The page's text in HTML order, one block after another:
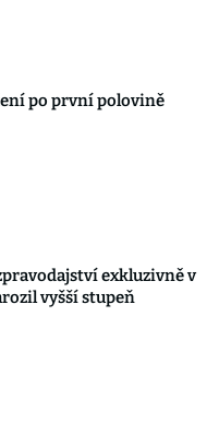
po první polovině
exkluzivně v
vyšší stupeň